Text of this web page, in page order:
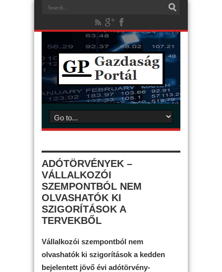
ADÓTÖRVÉNYEK –
VÁLLALKOZÓI
SZEMPONTBÓL NEM
OLVASHATÓK KI
SZIGORÍTÁSOK A
TERVEKBŐL
Vállalkozói szempontból nem
olvashatók ki szigorítások a kedden
bejelentett jövő évi adótörvény-